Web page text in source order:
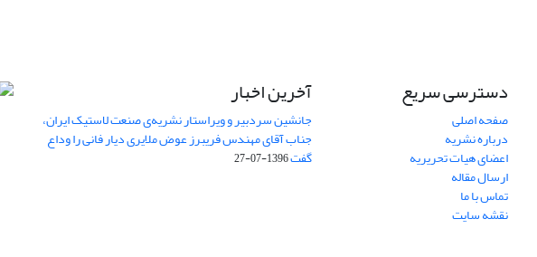
دسترسی سریع
صفحه اصلی
درباره نشریه
اعضای هیات تحریریه
ارسال مقاله
تماس با ما
نقشه سایت
آخرین اخبار
جانشین سردبیر و ویراستار نشریه‌ی صنعت لاستیک ایران،
جناب آقای مهندس فریبرز عوض ملایری دیار فانی را وداع
گفت1396-07-27